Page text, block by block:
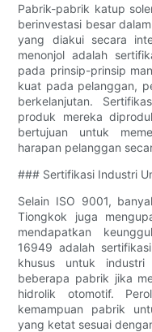
Pabrik-pabrik katup
berinvestasi besar
yang diakui secara
menonjol adalah
pada prinsip-prinsip
kuat pada pelanggan,
berkelanjutan.
produk mereka
bertujuan untuk
harapan pelanggan
### Sertifikasi Industri
Selain ISO 9001,
Tiongkok juga
mendapatkan
16949 adalah
khusus untuk
beberapa pabrik jika
hidrolik otomotif.
kemampuan pabrik
yang ketat sesuai